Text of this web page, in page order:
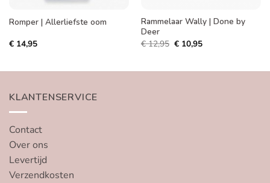
Romper | Allerliefste oom
€14,95
Rammelaar Wally | Done by
Deer
€12,95 Oorspronkelijke
€10,95Huidige
KLANTENSERVICE
Contact
Over ons
Levertijd
Verzendkosten